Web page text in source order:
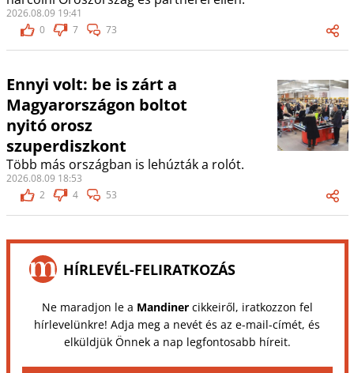
2026.08.09 19:41
0
7 73
Ennyi volt: be is zárt a
Magyarországon boltot
nyitó orosz
szuperdiszkont
Több más országban is lehúzták a rolót.
2026.08.09 18:53
2
4 53
HÍRLEVÉL-FELIRATKOZÁS
Ne maradjon le a Mandinercikkeiről, iratkozzon fel
hírlevelünkre! Adja meg a nevét és az e-mail-címét, és
elküldjük Önnek a nap legfontosabb híreit.